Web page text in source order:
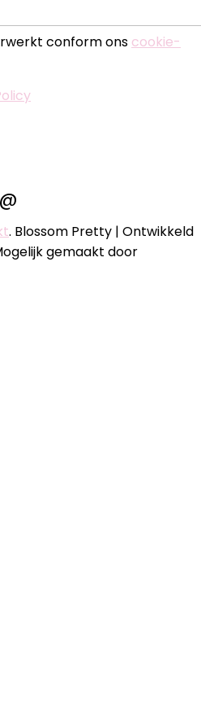
conform ons cookie-
. Blossom Pretty | Ontwikkeld
gemaakt door